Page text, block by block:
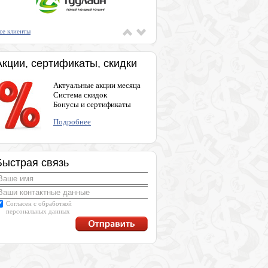
клиенты
сертификаты, скидки
Актуальные акции месяца
Система скидок
Бонусы и сертификаты
Подробнее
связь